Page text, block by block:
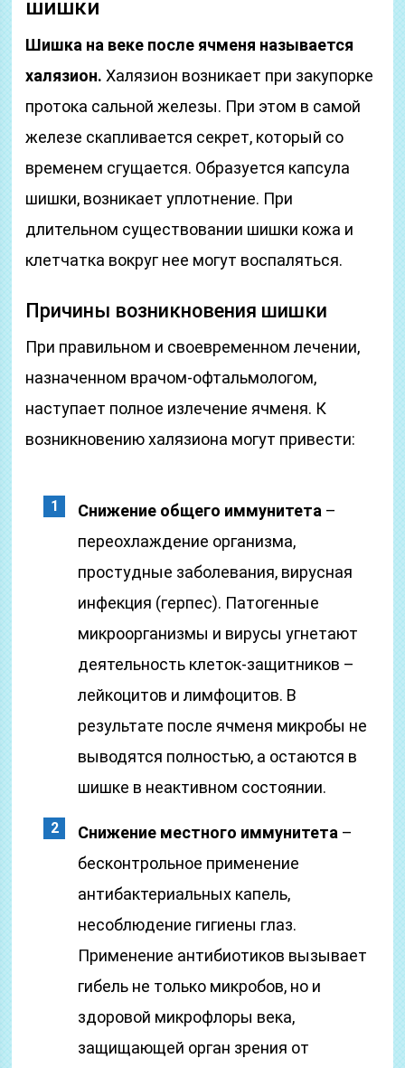
шишки
Шишка на веке после ячменя называется
халязион. Халязион возникает при закупорке
протока сальной железы. При этом в самой
железе скапливается секрет, который со
временем сгущается. Образуется капсула
шишки, возникает уплотнение. При
длительном существовании шишки кожа и
клетчатка вокруг нее могут воспаляться.
Причины возникновения шишки
При правильном и своевременном лечении,
назначенном врачом-офтальмологом,
наступает полное излечение ячменя. К
возникновению халязиона могут привести:
Снижение общего иммунитета –
переохлаждение организма,
простудные заболевания, вирусная
инфекция (герпес). Патогенные
микроорганизмы и вирусы угнетают
деятельность клеток-защитников –
лейкоцитов и лимфоцитов. В
результате после ячменя микробы не
выводятся полностью, а остаются в
шишке в неактивном состоянии.
Снижение местного иммунитета –
бесконтрольное применение
антибактериальных капель,
несоблюдение гигиены глаз.
Применение антибиотиков вызывает
гибель не только микробов, но и
здоровой микрофлоры века,
защищающей орган зрения от